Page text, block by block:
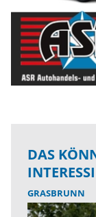
DAS
GRASBRUNN